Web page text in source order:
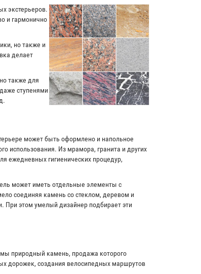
экстерьеров.
и гармонично
но также и
делает
также для
ступенями
может быть оформлено и напольное
использования. Из мрамора, гранита и других
ежедневных гигиенических процедур,
может иметь отдельные элементы с
соединяя камень со стеклом, деревом и
При этом умелый дизайнер подбирает эти
природный камень, продажа которого
дорожек, создания велосипедных маршрутов